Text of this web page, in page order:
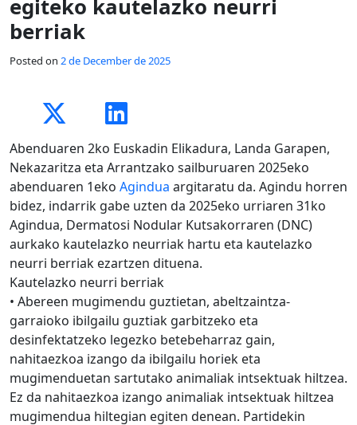
egiteko kautelazko neurri
berriak
Posted on 2 de December de 2025
Abenduaren 2ko Euskadin Elikadura, Landa Garapen,
Nekazaritza eta Arrantzako sailburuaren 2025eko
abenduaren 1eko Agindua argitaratu da. Agindu horren
bidez, indarrik gabe uzten da 2025eko urriaren 31ko
Agindua, Dermatosi Nodular Kutsakorraren (DNC)
aurkako kautelazko neurriak hartu eta kautelazko
neurri berriak ezartzen dituena.
Kautelazko neurri berriak
• Abereen mugimendu guztietan, abeltzaintza-
garraioko ibilgailu guztiak garbitzeko eta
desinfektatzeko legezko betebeharraz gain,
nahitaezkoa izango da ibilgailu horiek eta
mugimenduetan sartutako animaliak intsektuak hiltzea.
Ez da nahitaezkoa izango animaliak intsektuak hiltzea
mugimendua hiltegian egiten denean. Partidekin